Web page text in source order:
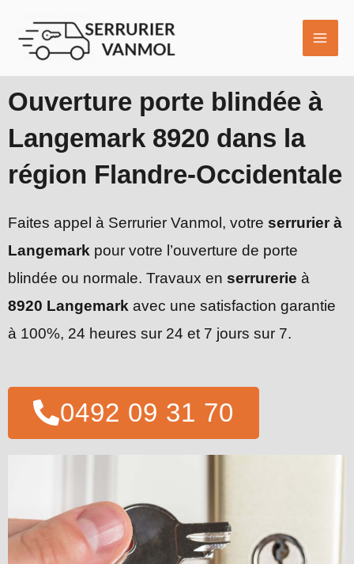
contenu
Ouverture porte blindée à
Langemark 8920 dans la
région Flandre-Occidentale
Faites appel à Serrurier Vanmol, votre serrurier à
Langemark pour votre l’ouverture de porte
blindée ou normale. Travaux en serrurerie à
8920 Langemark avec une satisfaction garantie
à 100%, 24 heures sur 24 et 7 jours sur 7.
0492 09 31 70